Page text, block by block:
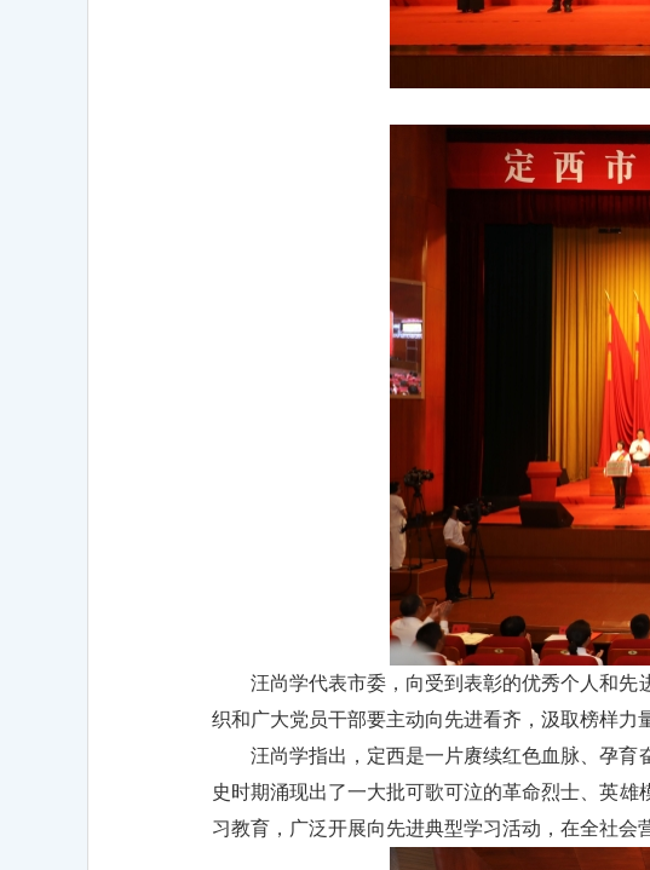
汪尚学代表市委，向受到表彰的优秀个人和
织和广大党员干部要主动向先进看齐，汲取榜样力
汪尚学指出，定西是一片赓续红色血脉、孕
史时期涌现出了一大批可歌可泣的革命烈士、英
习教育，广泛开展向先进典型学习活动，在全社会